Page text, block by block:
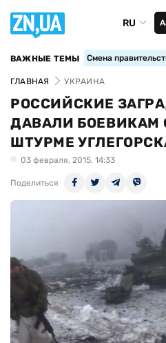
RU
ВАЖНЫЕ ТЕМЫ Смена
ГЛАВНАЯ УКРАИНА
РОССИЙСКИЕ
ДАВАЛИ БОЕВИКАМ
ШТУРМЕ
03 февраля, 2015, 14:33
Поделиться